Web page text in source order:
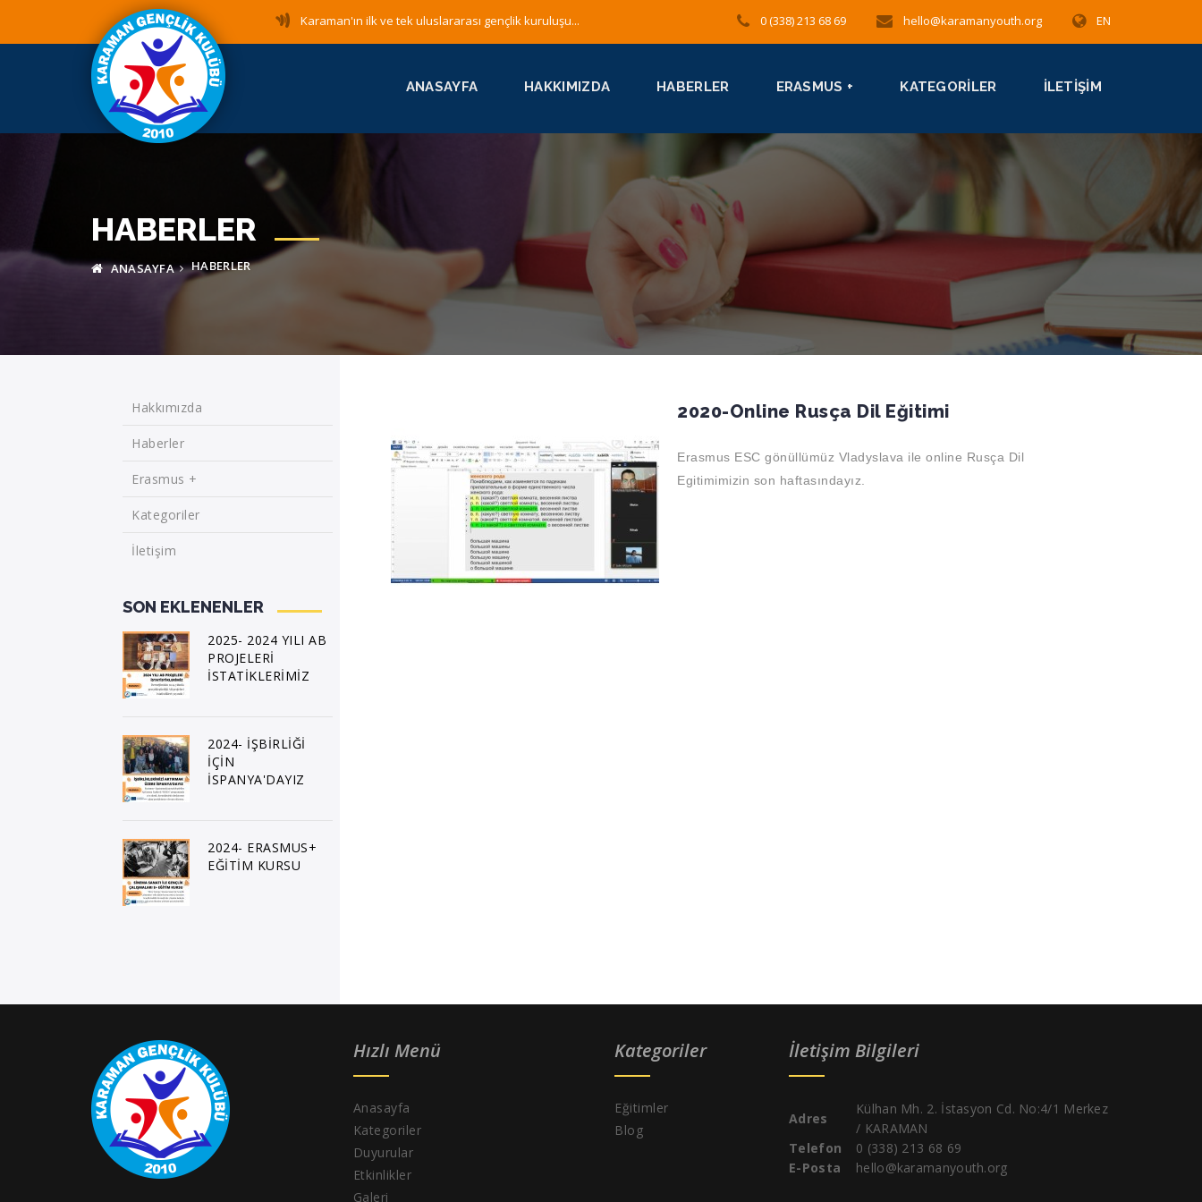
ANASAYFA HAKKIMIZDA HABERLER ERASMUS + KATEGORILER İLETIŞIM
Karaman'ın ilk ve tek uluslararası gençlik kuruluşu... 0 (338) 213 68 69 hello@karamanyouth.org EN
HABERLER
ANASAYFA HABERLER
2020-Online Rusça Dil Eğitimi
Erasmus ESC gönüllümüz Vladyslava ile online Rusça Dil
Egitimimizin son haftasındayız.
Hakkımızda
Haberler
Erasmus +
Kategoriler
İletişim
SON EKLENENLER
2025- 2024 YILI AB
PROJELERİ
İSTATİKLERİMİZ
2024- İŞBİRLİĞİ
İÇİN
İSPANYA'DAYIZ
2024- ERASMUS+
EĞİTİM KURSU
Hızlı Menü
Anasayfa
Kategoriler
Duyurular
Etkinlikler
Galeri
Kategoriler
Eğitimler
Blog
İletişim Bilgileri
Adres
Külhan Mh. 2. İstasyon Cd. No:4/1 Merkez
/ KARAMAN
Telefon
0 (338) 213 68 69
E-Posta
hello@karamanyouth.org